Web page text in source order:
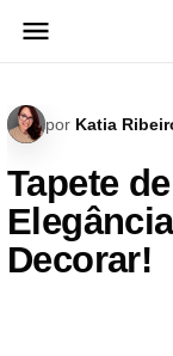
para
por Katia
Tapete
Decorar!